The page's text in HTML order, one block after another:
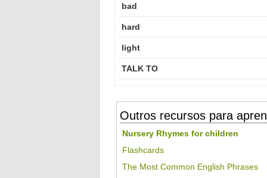
bad
hard
light
TALK TO
Outros recursos para
Nursery Rhymes for children
Flashcards
The Most Common English Phrases